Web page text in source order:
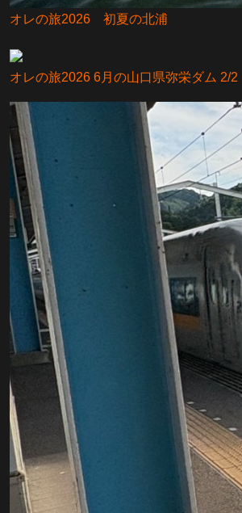
オレの旅2026 初夏の北浦
オレの旅2026 6月の山口県弥栄ダム 2/2